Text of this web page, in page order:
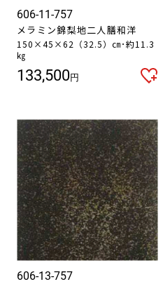
606-11-757
メラミン錦梨地二人膳和洋
150×45×62（32.5）㎝･約11.3
㎏
133,500円
606-13-757